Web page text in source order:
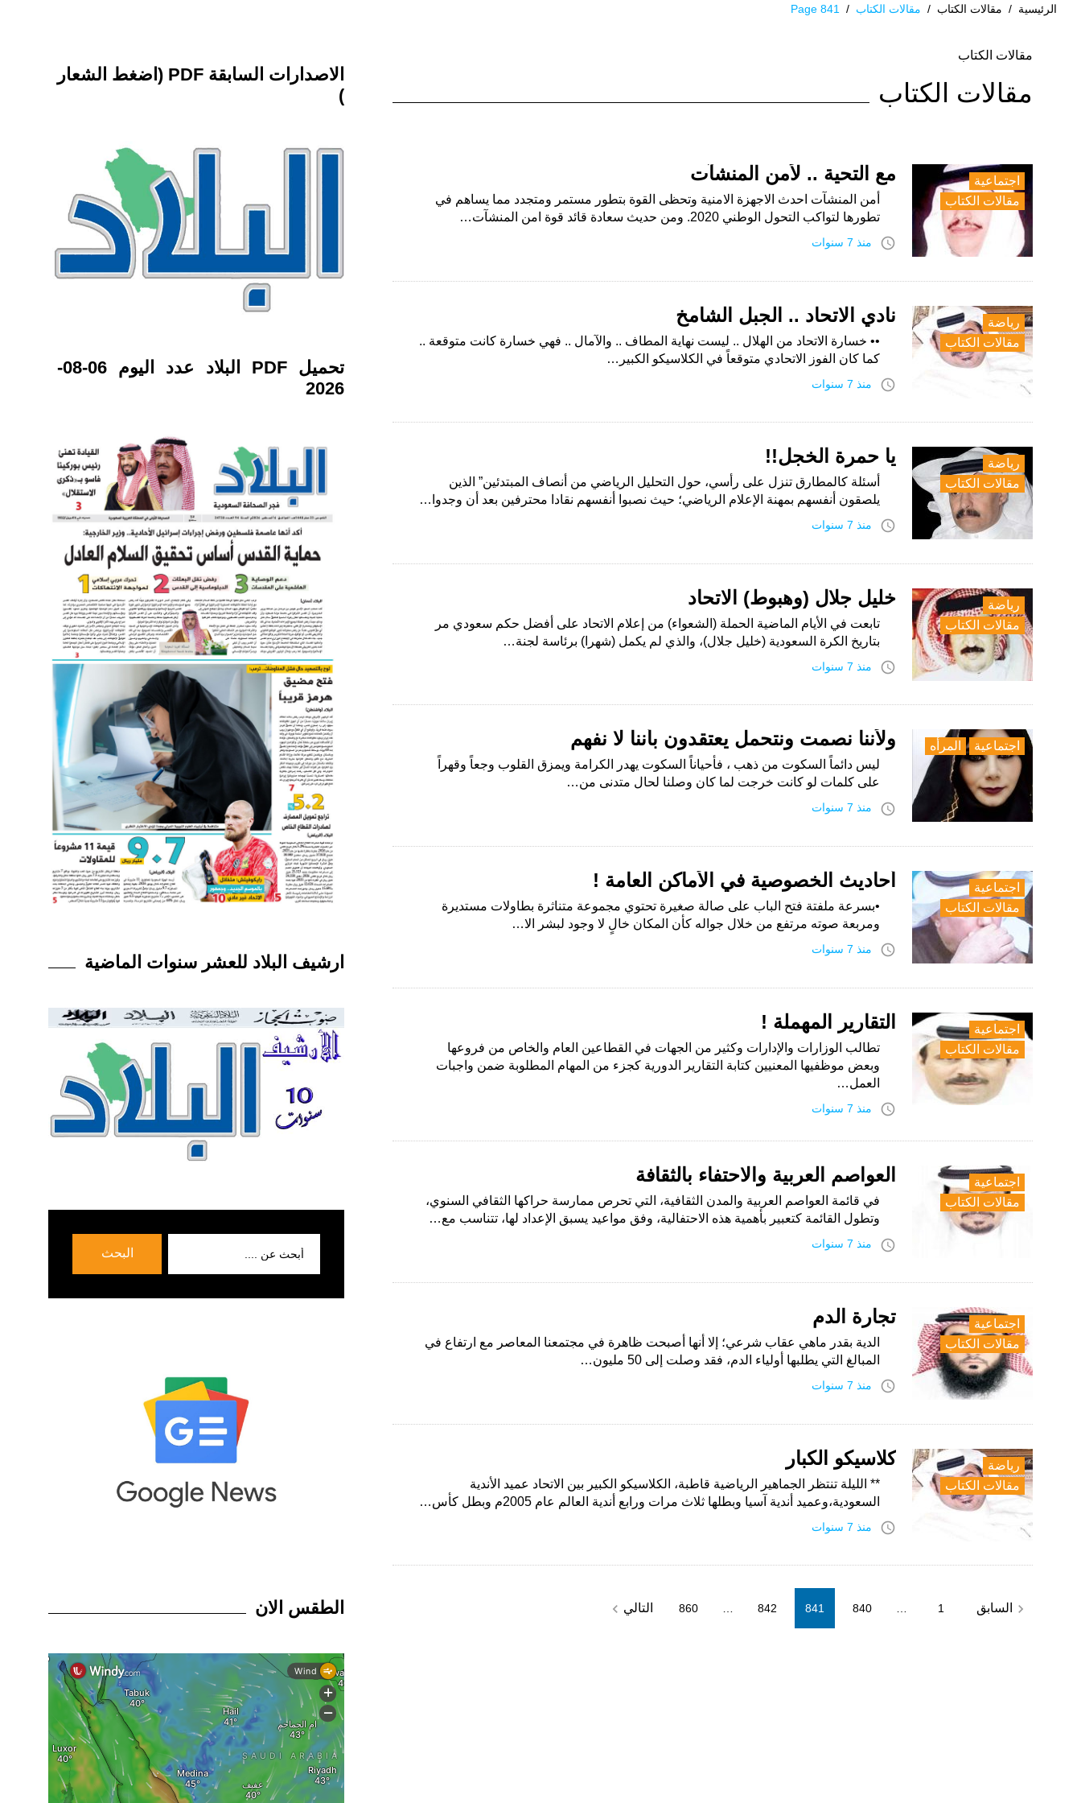
الرئيسية / مقالات الكتاب / مقالات الكتاب /
Page 841
التصنيف:
مقالات
مقالات الكتاب
مقالات الكتاب
اجتماعية
مقالات الكتاب
مع التحية .. لأمن المنشآت
أمن المنشآت احدث الاجهزة الامنية وتحظى القوة بتطور مستمر ومتجدد مما يساهم في
تطورها لتواكب التحول الوطني 2020. ومن حديث سعادة قائد قوة امن المنشآت…
access_time منذ 7 سنوات
رياضة
مقالات الكتاب
نادي الاتحاد .. الجبل الشامخ
•• خسارة الاتحاد من الهلال .. ليست نهاية المطاف .. والآمال .. فهي خسارة كانت متوقعة ..
كما كان الفوز الاتحادي متوقعاً في الكلاسيكو الكبير…
access_time منذ 7 سنوات
رياضة
مقالات الكتاب
يا حمرة الخجل!!
أسئلة كالمطارق تنزل على رأسي، حول التحليل الرياضي من أنصاف المبتدئين” الذين
يلصقون أنفسهم بمهنة الإعلام الرياضي؛ حيث نصبوا أنفسهم نقادا محترفين بعد أن وجدوا…
access_time منذ 7 سنوات
رياضة
مقالات الكتاب
خليل جلال (وهبوط) الاتحاد
تابعت في الأيام الماضية الحملة (الشعواء) من إعلام الاتحاد على أفضل حكم سعودي مر
بتاريخ الكرة السعودية (خليل جلال)، والذي لم يكمل (شهرا) برئاسة لجنة…
access_time منذ 7 سنوات
اجتماعية المرأه ولأننا نصمت ونتحمل يعتقدون بأننا لا نفهم
ليس دائماً السكوت من ذهب ، فأحياناً السكوت يهدر الكرامة ويمزق القلوب وجعاً وقهراً
على كلمات لو كانت خرجت لما كان وصلنا لحال متدنى من…
access_time منذ 7 سنوات
اجتماعية
مقالات الكتاب
أحاديث الخصوصية في الأماكن العامة !
•بسرعة ملفتة فتح الباب على صالة صغيرة تحتوي مجموعة متناثرة بطاولات مستديرة
ومربعة صوته مرتفع من خلال جواله كأن المكان خالٍ لا وجود لبشر الا…
access_time منذ 7 سنوات
اجتماعية
مقالات الكتاب
التقارير المهملة !
تطالب الوزارات والإدارات وكثير من الجهات في القطاعين العام والخاص من فروعها
وبعض موظفيها المعنيين كتابة التقارير الدورية كجزء من المهام المطلوبة ضمن واجبات
العمل…
access_time منذ 7 سنوات
اجتماعية
مقالات الكتاب
العواصم العربية والاحتفاء بالثقافة
في قائمة العواصم العربية والمدن الثقافية، التي تحرص ممارسة حراكها الثقافي السنوي،
وتطول القائمة كتعبير بأهمية هذه الاحتفالية، وفق مواعيد يسبق الإعداد لها، تتناسب مع…
access_time منذ 7 سنوات
اجتماعية
مقالات الكتاب
تجارة الدم
الدية بقدر ماهي عقاب شرعي؛ إلا أنها أصبحت ظاهرة في مجتمعنا المعاصر مع ارتفاع في
المبالغ التي يطلبها أولياء الدم، فقد وصلت إلى 50 مليون…
access_time منذ 7 سنوات
رياضة
مقالات الكتاب
كلاسيكو الكبار
** الليلة تنتظر الجماهير الرياضية قاطبة، الكلاسيكو الكبير بين الاتحاد عميد الأندية
السعودية،وعميد أندية آسيا وبطلها ثلاث مرات ورابع أندية العالم عام 2005م وبطل كأس…
access_time منذ 7 سنوات
Posts
navigate_before السابق 1
…
840
841
842
…
860 التالي navigate_next
الاصدارات السابقة PDF (اضغط الشعار
)
تحميل PDF البلاد عدد اليوم 06-08-
2026
ارشيف البلاد للعشر سنوات الماضية
البحث
الطقس الان